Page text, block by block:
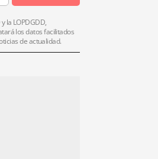
la LOPDGDD,
los datos facilitados
de actualidad.